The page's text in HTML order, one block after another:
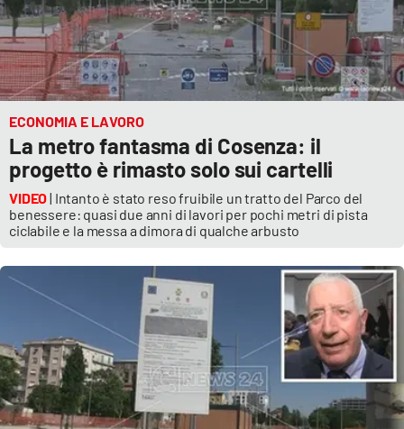
Politica
Sanità
Società
Sport
RUBRICHE
Parchi Marini Calabria
Leggendo Alvaro insieme
Imprese Di Calabria
ECONOMIA E LAVORO
La metro fantasma di Cosenza: il
progetto è rimasto solo sui cartelli
VIDEO| Intanto è stato reso fruibile un tratto del Parco del
benessere: quasi due anni di lavori per pochi metri di pista
ciclabile e la messa a dimora di qualche arbusto